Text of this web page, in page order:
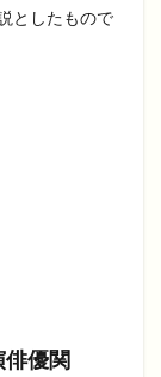
としたもので
優関